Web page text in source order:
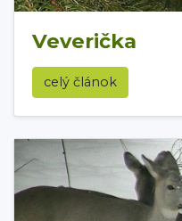
Veverička
celý článok